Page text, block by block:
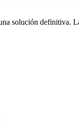
solución definitiva.